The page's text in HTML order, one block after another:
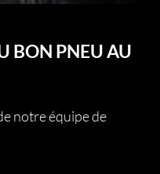
BON PNEU AU
notre équipe de